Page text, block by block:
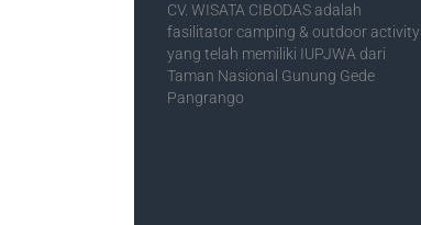
CV. WISATA CIBODAS adalah
fasilitator camping & outdoor activity
yang telah memiliki IUPJWA dari
Taman Nasional Gunung Gede
Pangrango